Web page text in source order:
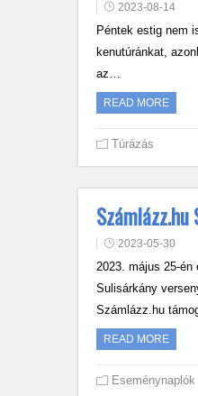
2023-08-14
Péntek estig nem
kenutúránkat,
az…
READ MORE
Túrázás
2023-05-30
2023. május 25-
Sulisárkány
Számlázz.hu
READ MORE
Eseménynaplók